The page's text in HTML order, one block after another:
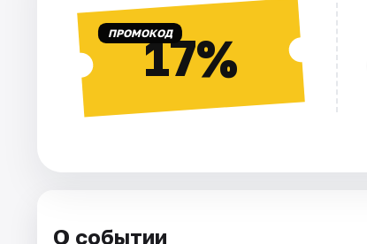
ПРОМОКОД17%
О событии